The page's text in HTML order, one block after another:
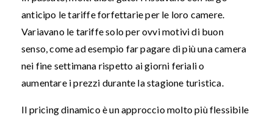
anticipo le tariffe forfettarie per le loro camere.
Variavano le tariffe solo per ovvi motivi di buon
senso, come ad esempio far pagare di più una camera
nei fine settimana rispetto ai giorni feriali o
aumentare i prezzi durante la stagione turistica.
Il pricing dinamico è un approccio molto più flessibile